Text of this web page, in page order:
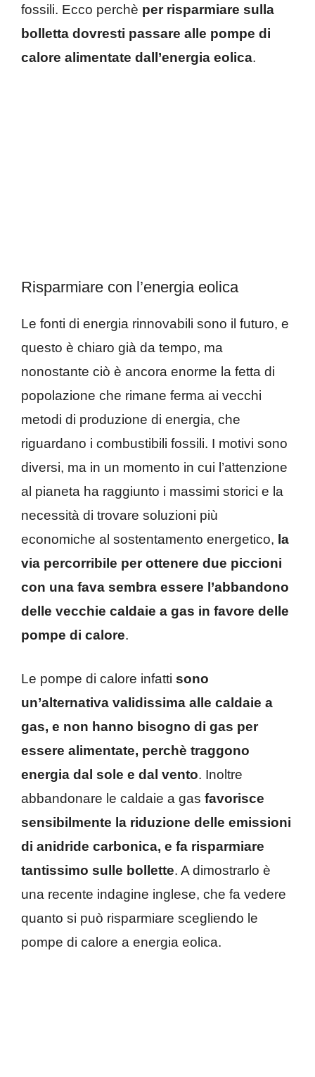
fossili. Ecco perchè per risparmiare sulla
bolletta dovresti passare alle pompe di
calore alimentate dall’energia eolica.
Risparmiare con l’energia eolica
Le fonti di energia rinnovabili sono il futuro, e
questo è chiaro già da tempo, ma
nonostante ciò è ancora enorme la fetta di
popolazione che rimane ferma ai vecchi
metodi di produzione di energia, che
riguardano i combustibili fossili. I motivi sono
diversi, ma in un momento in cui l’attenzione
al pianeta ha raggiunto i massimi storici e la
necessità di trovare soluzioni più
economiche al sostentamento energetico, la
via percorribile per ottenere due piccioni
con una fava sembra essere l’abbandono
delle vecchie caldaie a gas in favore delle
pompe di calore.
Le pompe di calore infatti sono
un’alternativa validissima alle caldaie a
gas, e non hanno bisogno di gas per
essere alimentate, perchè traggono
energia dal sole e dal vento. Inoltre
abbandonare le caldaie a gas favorisce
sensibilmente la riduzione delle emissioni
di anidride carbonica, e fa risparmiare
tantissimo sulle bollette. A dimostrarlo è
una recente indagine inglese, che fa vedere
quanto si può risparmiare scegliendo le
pompe di calore a energia eolica.